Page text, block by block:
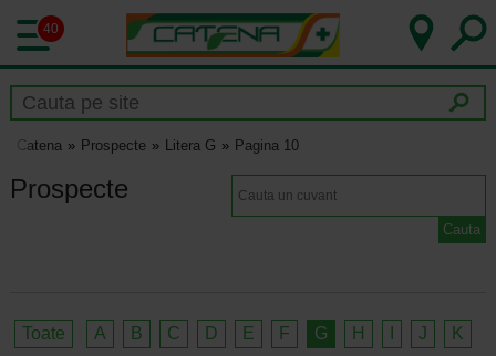
40
Catena Prospecte Litera G Pagina 10
Prospecte
Toate A B C D E F G H J
K